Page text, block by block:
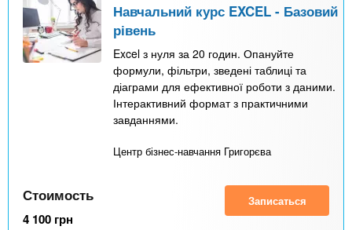
Навчальний курс EXCEL - Базовий
рівень
Excel з нуля за 20 годин. Опануйте
формули, фільтри, зведені таблиці та
діаграми для ефективної роботи з даними.
Інтерактивний формат з практичними
завданнями.
Центр бізнес-навчання Григорєва
Стоимость
4 100 грн
Записаться